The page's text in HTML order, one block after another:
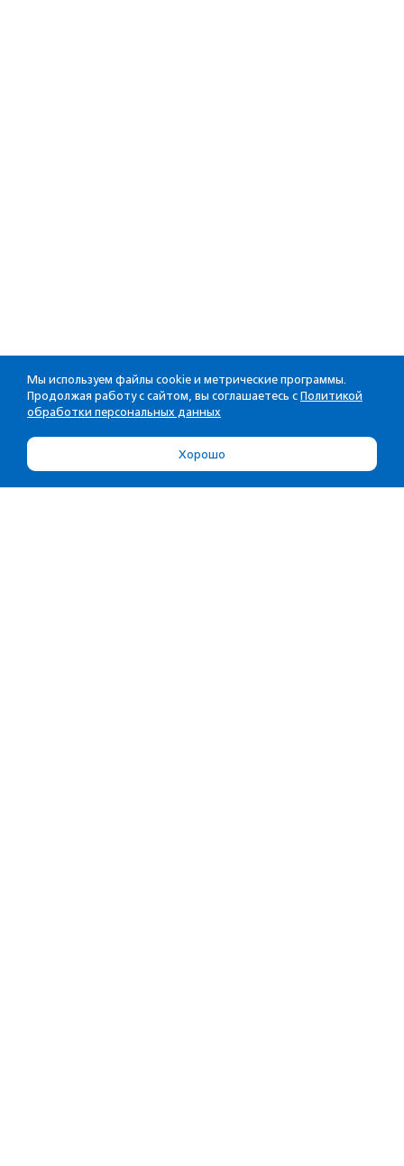
Мы используем файлы cookie и метрические программы.
Продолжая работу с сайтом, вы соглашаетесь с Политикой
обработки персональных данных
Хорошо